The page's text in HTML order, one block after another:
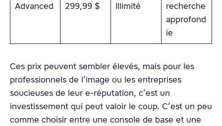
Advanced 299,99 $ Illimité
recherche
approfond
ie
Ces prix peuvent sembler élevés, mais pour les
professionnels de l’image ou les entreprises
soucieuses de leur e-réputation, c’est un
investissement qui peut valoir le coup. C’est un peu
comme choisir entre une console de base et une